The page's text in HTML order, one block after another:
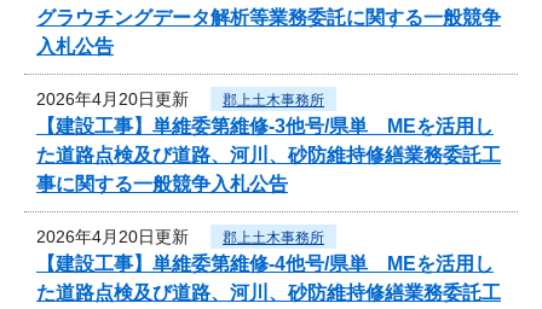
グラウチングデータ解析等業務委託に関する一般競争
入札公告
2026年4月20日更新 郡上土木事務所
【建設工事】単維委第維修‐3他号/県単 MEを活用し
た道路点検及び道路、河川、砂防維持修繕業務委託工
事に関する一般競争入札公告
2026年4月20日更新 郡上土木事務所
【建設工事】単維委第維修‐4他号/県単 MEを活用し
た道路点検及び道路、河川、砂防維持修繕業務委託工